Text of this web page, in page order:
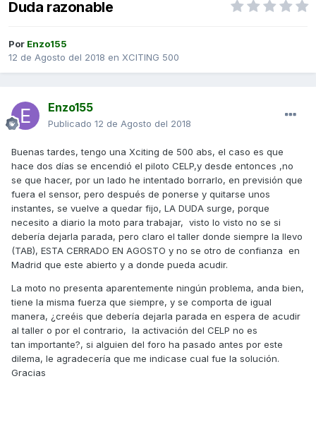
Duda razonable
Por Enzo155
12 de Agosto del 2018 en XCITING 500
Enzo155
Publicado 12 de Agosto del 2018
Buenas tardes, tengo una Xciting de 500 abs, el caso es que
hace dos días se encendió el piloto CELP,y desde entonces ,no
se que hacer, por un lado he intentado borrarlo, en previsión que
fuera el sensor, pero después de ponerse y quitarse unos
instantes, se vuelve a quedar fijo, LA DUDA surge, porque
necesito a diario la moto para trabajar, visto lo visto no se si
debería dejarla parada, pero claro el taller donde siempre la llevo
(TAB), ESTA CERRADO EN AGOSTO y no se otro de confianza en
Madrid que este abierto y a donde pueda acudir.
La moto no presenta aparentemente ningún problema, anda bien,
tiene la misma fuerza que siempre, y se comporta de igual
manera, ¿creéis que debería dejarla parada en espera de acudir
al taller o por el contrario, la activación del CELP no es
tan importante?, si alguien del foro ha pasado antes por este
dilema, le agradecería que me indicase cual fue la solución.
Gracias